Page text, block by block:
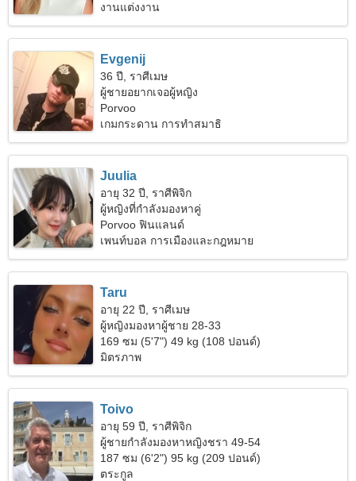
งานแต่งงาน
Evgenij
36 ปี, ราศีเมษ
ผู้ชายอยากเจอผู้หญิง
Porvoo
เกมกระดาน การทำสมาธิ
Juulia
อายุ 32 ปี, ราศีพิจิก
ผู้หญิงที่กำลังมองหาคู่
Porvoo ฟินแลนด์
เพนท์บอล การเมืองและกฎหมาย
Taru
อายุ 22 ปี, ราศีเมษ
ผู้หญิงมองหาผู้ชาย 28-33
169 ซม (5'7") 49 kg (108 ปอนด์)
มิตรภาพ
Toivo
อายุ 59 ปี, ราศีพิจิก
ผู้ชายกำลังมองหาหญิงชรา 49-54
187 ซม (6'2") 95 kg (209 ปอนด์)
ตระกูล